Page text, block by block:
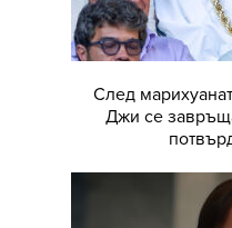
След
Джи се